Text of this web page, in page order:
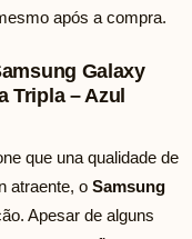
após a compra.
Galaxy
Tripla – Azul
que una qualidade de
atraente, o Samsung
Apesar de alguns